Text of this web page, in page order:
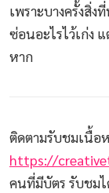
เพราะบางครั้งสิ่
ซ่อนอะไรไว้เก่ง
หาก
ติดตามรับชมเนื้อ
https://
คนที่มีบัตร รับชม